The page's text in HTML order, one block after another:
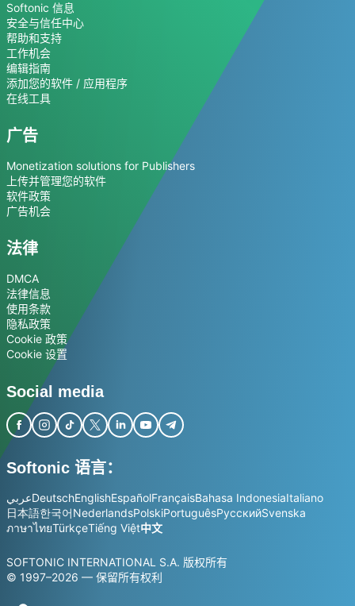
Softonic 信息
安全与信任中心
帮助和支持
工作机会
编辑指南
添加您的软件 / 应用程序
在线工具
广告
Monetization solutions for Publishers
上传并管理您的软件
软件政策
广告机会
法律
DMCA
法律信息
使用条款
隐私政策
Cookie 政策
Cookie 设置
Social media
Softonic 语言：
عربيDeutschEnglishEspañolFrançaisBahasa IndonesiaItaliano
日本語한국어NederlandsPolskiPortuguêsРусскийSvenska
ภาษาไทยTürkçeTiếng Việt中文
SOFTONIC INTERNATIONAL S.A. 版权所有
© 1997–2026 — 保留所有权利